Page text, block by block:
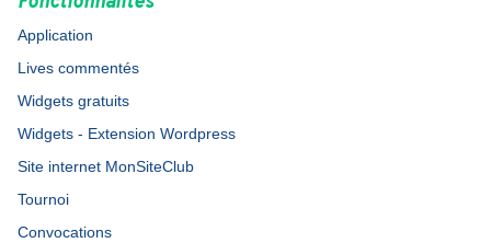
Application
Lives commentés
Widgets gratuits
Widgets - Extension Wordpress
Site internet MonSiteClub
Tournoi
Convocations